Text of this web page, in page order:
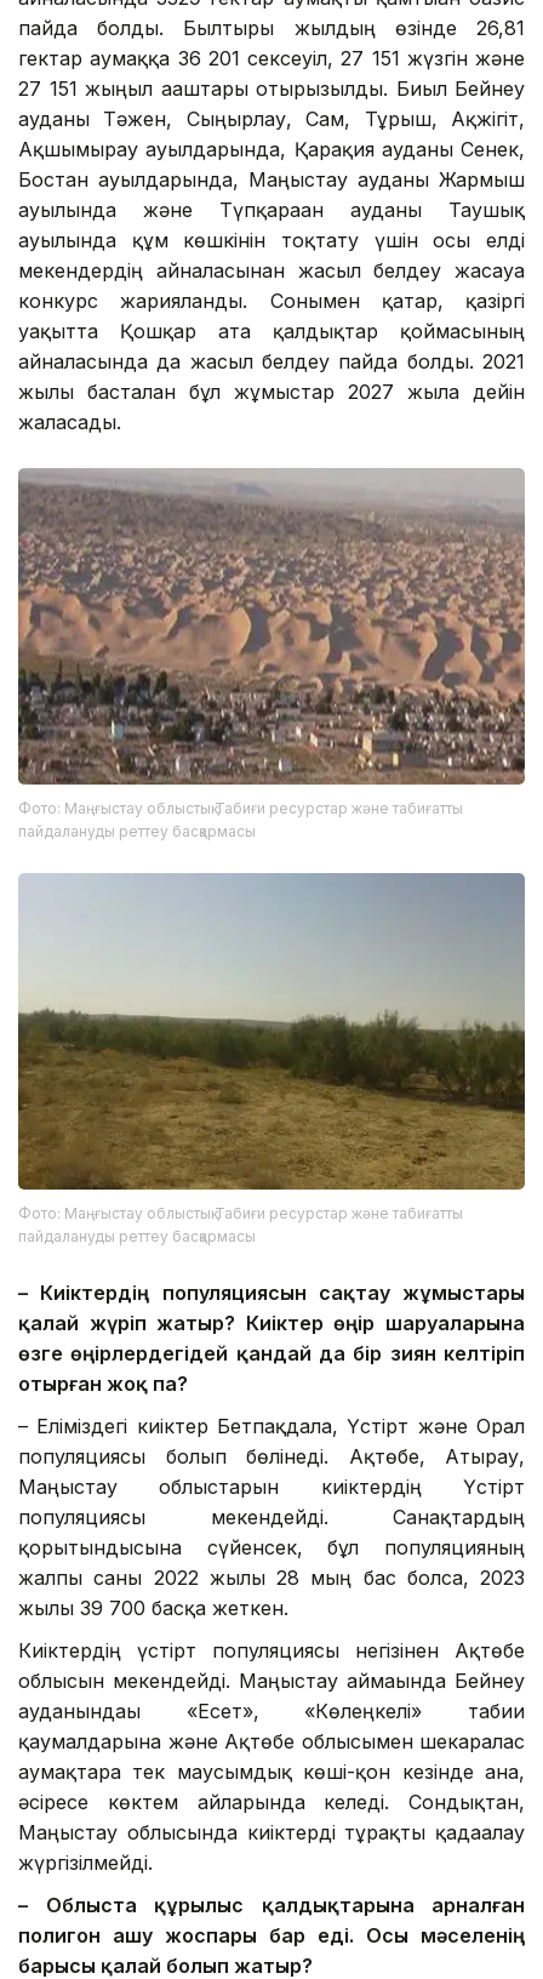
пайда болды. Былтырғы жылдың өзінде 26,81
гектар аумаққа 36 201 сексеуіл, 27 151 жүзгін және
27 151 жыңғыл ағаштары отырғызылды. Биыл Бейнеу
ауданы Тәжен, Сыңғырлау, Сам, Тұрыш, Ақжігіт,
Ақшымырау ауылдарында, Қарақия ауданы Сенек,
Бостан ауылдарында, Маңғыстау ауданы Жармыш
ауылында және Түпқараған ауданы Таушық
ауылында құм көшкінін тоқтату үшін осы елді
мекендердің айналасынан жасыл белдеу жасауға
конкурс жарияланды. Сонымен қатар, қазіргі
уақытта Қошқар ата қалдықтар қоймасының
айналасында да жасыл белдеу пайда болды. 2021
жылы басталған бұл жұмыстар 2027 жылға дейін
жалғасады.
Фото: Маңғыстау облыстық Табиғи ресурстар және табиғатты
пайдалануды реттеу басқармасы
Фото: Маңғыстау облыстық Табиғи ресурстар және табиғатты
пайдалануды реттеу басқармасы
– Киіктердің популяциясын сақтау жұмыстары
қалай жүріп жатыр? Киіктер өңір шаруаларына
өзге өңірлердегідей қандай да бір зиян келтіріп
отырған жоқ па?
– Еліміздегі киіктер Бетпақдала, Үстірт және Орал
популяциясы болып бөлінеді. Ақтөбе, Атырау,
Маңғыстау облыстарын киіктердің Үстірт
популяциясы мекендейді. Санақтардың
қорытындысына сүйенсек, бұл популяцияның
жалпы саны 2022 жылы 28 мың бас болса, 2023
жылы 39 700 басқа жеткен.
Киіктердің үстірт популяциясы негізінен Ақтөбе
облысын мекендейді. Маңғыстау аймағында Бейнеу
ауданындағы «Есет», «Көлеңкелі» табиғи
қаумалдарына және Ақтөбе облысымен шекаралас
аумақтарға тек маусымдық көші-қон кезінде ғана,
әсіресе көктем айларында келеді. Сондықтан,
Маңғыстау облысында киіктерді тұрақты қадағалау
жүргізілмейді.
– Облыста құрылыс қалдықтарына арналған
полигон ашу жоспары бар еді. Осы мәселенің
барысы қалай болып жатыр?